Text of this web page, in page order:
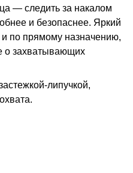
— следить за накалом
и безопаснее. Яркий
и по прямому назначению,
о захватывающих
липучкой,